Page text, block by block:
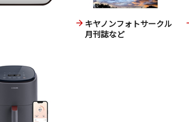
キヤノンフォトサークル
月刊誌など